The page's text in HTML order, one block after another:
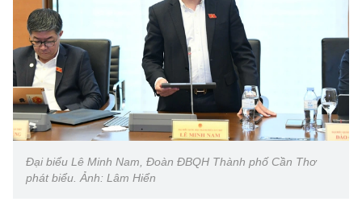
Đại biểu Lê Minh Nam, Đoàn ĐBQH Thành phố Cần Thơ
phát biểu. Ảnh: Lâm Hiển